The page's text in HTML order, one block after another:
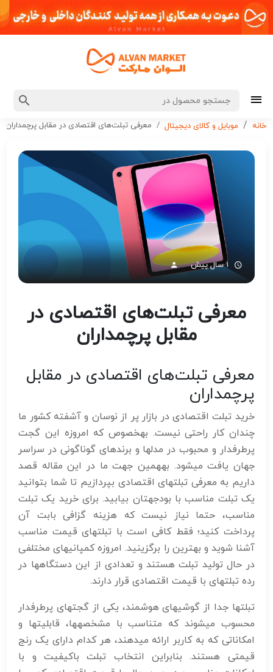
خانه موبایل و کالای دیجیتال معرفی تبلت‌های اقتصادی در مقابل پرچمداران
۱ سال پیش
معرفی تبلت‌های اقتصادی در
مقابل پرچمداران
معرفی تبلت‌های اقتصادی در مقابل
پرچمداران
خرید تبلت اقتصادی در بازار پر از نوسان و آشفته کشور ما
چندان کار راحتی نیست. بهخصوص که امروزه این گجت
پرطرفدار و محبوب در مدلها و برندهای گوناگونی در سراسر
جهان یافت میشود. بههمین جهت ما در این مقاله قصد
داریم به معرفی تبلتهای اقتصادی بپردازیم تا شما بتوانید
یک تبلت مناسب با بودجهتان بیابید. برای خرید یک تبلت
مناسب، حتما نیاز نیست که هزینه گزافی بابت آن
پرداخت کنید؛ فقط کافی است با تبلتهای قیمت مناسب
آشنا شوید و بهترین را برگزینید. امروزه کمپانیهای مختلفی
در حال تولید تبلت هستند و تعدادی از این دستگاهها در
رده تبلتهای با قیمت اقتصادی قرار دارند.
تبلتها جدا از گوشیهای هوشمند، یکی از گجتهای پرطرفدار
محسوب میشوند که متناسب با مشخصهها، قابلیتها و
امکاناتی که به کاربر ارائه میدهند، هر کدام دارای یک رنج
قیمتی هستند. بنابراین انتخاب تبلت باکیفیت و با